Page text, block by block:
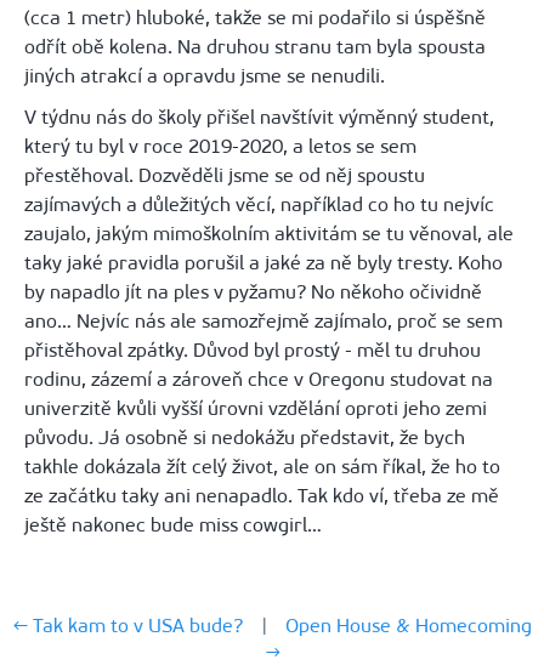
(cca 1 metr) hluboké, takže se mi podařilo si úspěšně
odřít obě kolena. Na druhou stranu tam byla spousta
jiných atrakcí a opravdu jsme se nenudili.
V týdnu nás do školy přišel navštívit výměnný student,
který tu byl v roce 2019-2020, a letos se sem
přestěhoval. Dozvěděli jsme se od něj spoustu
zajímavých a důležitých věcí, například co ho tu nejvíc
zaujalo, jakým mimoškolním aktivitám se tu věnoval, ale
taky jaké pravidla porušil a jaké za ně byly tresty. Koho
by napadlo jít na ples v pyžamu? No někoho očividně
ano… Nejvíc nás ale samozřejmě zajímalo, proč se sem
přistěhoval zpátky. Důvod byl prostý - měl tu druhou
rodinu, zázemí a zároveň chce v Oregonu studovat na
univerzitě kvůli vyšší úrovni vzdělání oproti jeho zemi
původu. Já osobně si nedokážu představit, že bych
takhle dokázala žít celý život, ale on sám říkal, že ho to
ze začátku taky ani nenapadlo. Tak kdo ví, třeba ze mě
ještě nakonec bude miss cowgirl…
← Tak kam to v USA bude? |
Open House & Homecoming
→